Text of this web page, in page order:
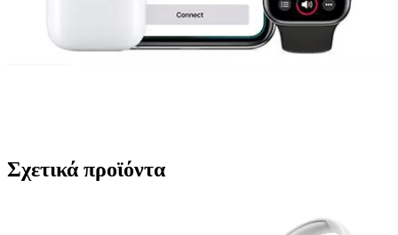
Σχετικά προϊόντα